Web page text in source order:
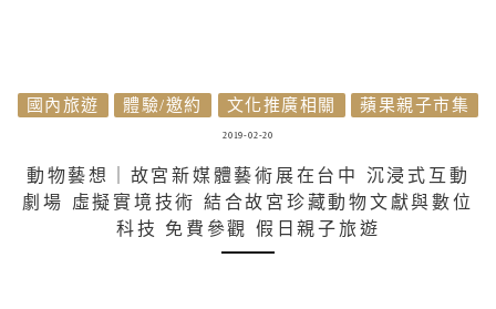
國內旅遊 體驗/邀約 文化推廣相關 蘋果親子市集
2019-02-20
動物藝想｜故宮新媒體藝術展在台中 沉浸式互動
劇場 虛擬實境技術 結合故宮珍藏動物文獻與數位
科技 免費參觀 假日親子旅遊